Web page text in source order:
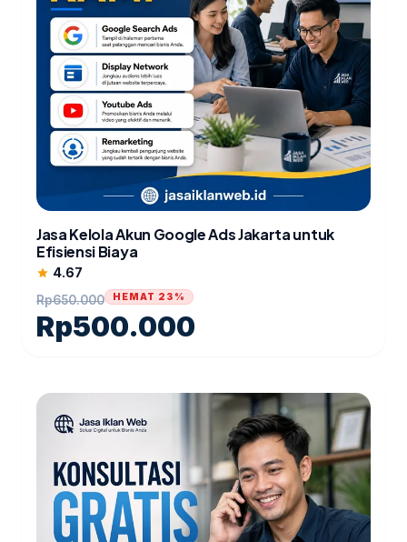
Jasa Kelola Akun Google Ads Jakarta untuk
Efisiensi Biaya
star 4.67
Rp650.000
Rp500.000
HEMAT 23%